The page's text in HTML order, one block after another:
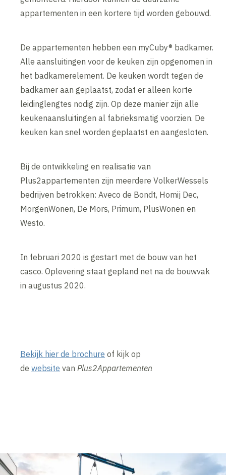
appartementen in een kortere tijd worden gebouwd.
De appartementen hebben een myCuby® badkamer.
Alle aansluitingen voor de keuken zijn opgenomen in
het badkamerelement. De keuken wordt tegen de
badkamer aan geplaatst, zodat er alleen korte
leidinglengtes nodig zijn. Op deze manier zijn alle
keukenaansluitingen al fabrieksmatig voorzien. De
keuken kan snel worden geplaatst en aangesloten.
Bij de ontwikkeling en realisatie van
Plus2appartementen zijn meerdere VolkerWessels
bedrijven betrokken: Aveco de Bondt, Homij Dec,
MorgenWonen, De Mors, Primum, PlusWonen en
Westo.
In februari 2020 is gestart met de bouw van het
casco. Oplevering staat gepland net na de bouwvak
in augustus 2020.
Bekijk hier de brochure of kijk op
dewebsite vanPlus2Appartementen